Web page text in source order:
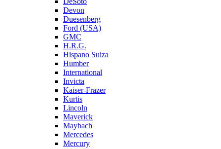
Devon
Duesenberg
Ford (USA)
GMC
H.R.G.
Hispano Suiza
Humber
International
Invicta
Kaiser-Frazer
Kurtis
Lincoln
Maverick
Maybach
Mercedes
Mercury